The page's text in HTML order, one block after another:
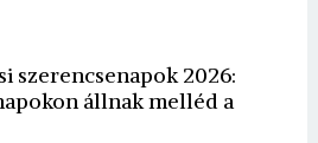
szerencsenapok 2026:
állnak melléd a